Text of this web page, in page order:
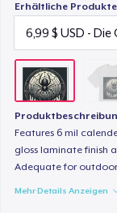
Erhältliche
Features 6 mil
gloss laminate finish
Adequate for outdoor
Mehr Details Anzeigen